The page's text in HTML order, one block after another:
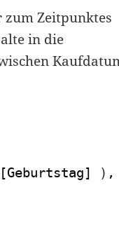
Zeitpunktes
in die
) ,